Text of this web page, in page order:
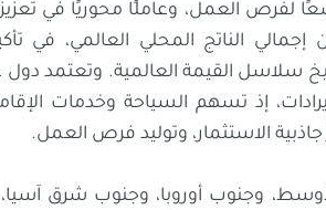
بنحو 10% من إجمالي الناتج المحلي
سلاسل القيمة العالمية. وتعتمد دول
إذ تسهم السياحة وخدمات
جاذبية الاستثمار، وتوليد فرص العمل.
وجنوب أوروبا، وجنوب شرق